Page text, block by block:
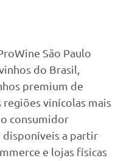
São Paulo
do Brasil,
premium de
regiões vinícolas mais
consumidor
disponíveis a partir
e lojas físicas